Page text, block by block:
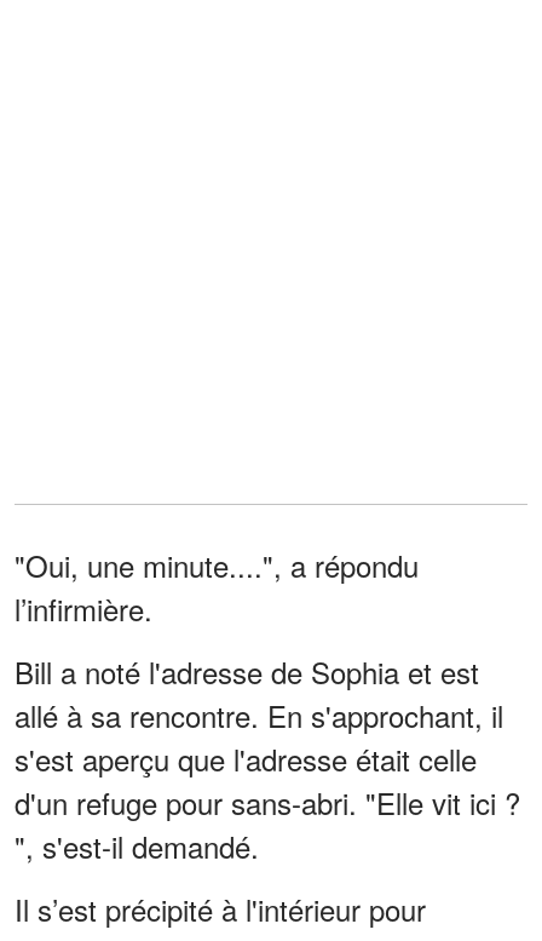
"Oui, une minute....", a répondu
l’infirmière.
Bill a noté l'adresse de Sophia et est
allé à sa rencontre. En s'approchant, il
s'est aperçu que l'adresse était celle
d'un refuge pour sans-abri. "Elle vit ici ?
", s'est-il demandé.
Il s’est précipité à l'intérieur pour